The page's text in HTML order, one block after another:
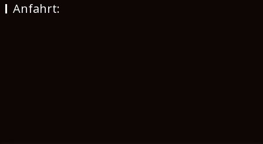
Anfahrt: